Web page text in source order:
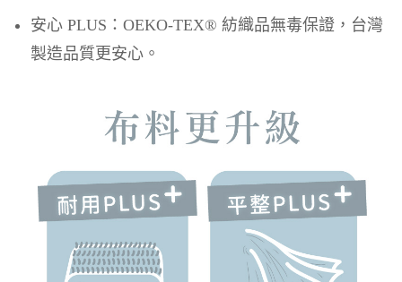
安心 PLUS：OEKO-TEX® 紡織品無毒保證，台灣
製造品質更安心。